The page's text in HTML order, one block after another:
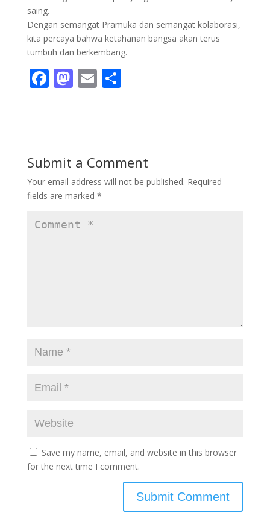
saing.
Dengan semangat Pramuka dan semangat kolaborasi,
kita percaya bahwa ketahanan bangsa akan terus
tumbuh dan berkembang.
F
o
o
k
M
o
n
E S
Submit a Comment
Your email address will not be published. Required
fields are marked *
Save my name, email, and website in this browser
for the next time I comment.